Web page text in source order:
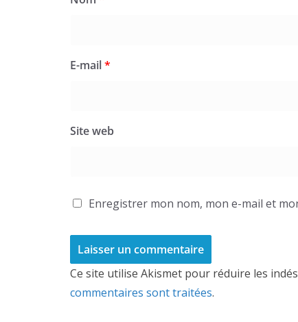
E-mail*
Site web
Enregistrer mon nom, mon e-mail et
Ce site utilise Akismet pour réduire les
commentaires sont traitées.